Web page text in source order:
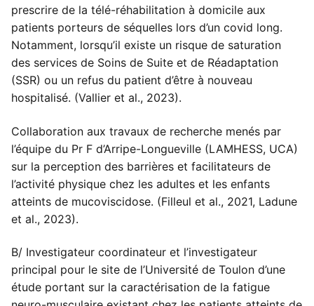
prescrire de la télé-réhabilitation à domicile aux
patients porteurs de séquelles lors d’un covid long.
Notamment, lorsqu’il existe un risque de saturation
des services de Soins de Suite et de Réadaptation
(SSR) ou un refus du patient d’être à nouveau
hospitalisé. (Vallier et al., 2023).
Collaboration aux travaux de recherche menés par
l’équipe du Pr F d’Arripe-Longueville (LAMHESS, UCA)
sur la perception des barrières et facilitateurs de
l’activité physique chez les adultes et les enfants
atteints de mucoviscidose. (Filleul et al., 2021, Ladune
et al., 2023).
B/ Investigateur coordinateur et l’investigateur
principal pour le site de l’Université de Toulon d’une
étude portant sur la caractérisation de la fatigue